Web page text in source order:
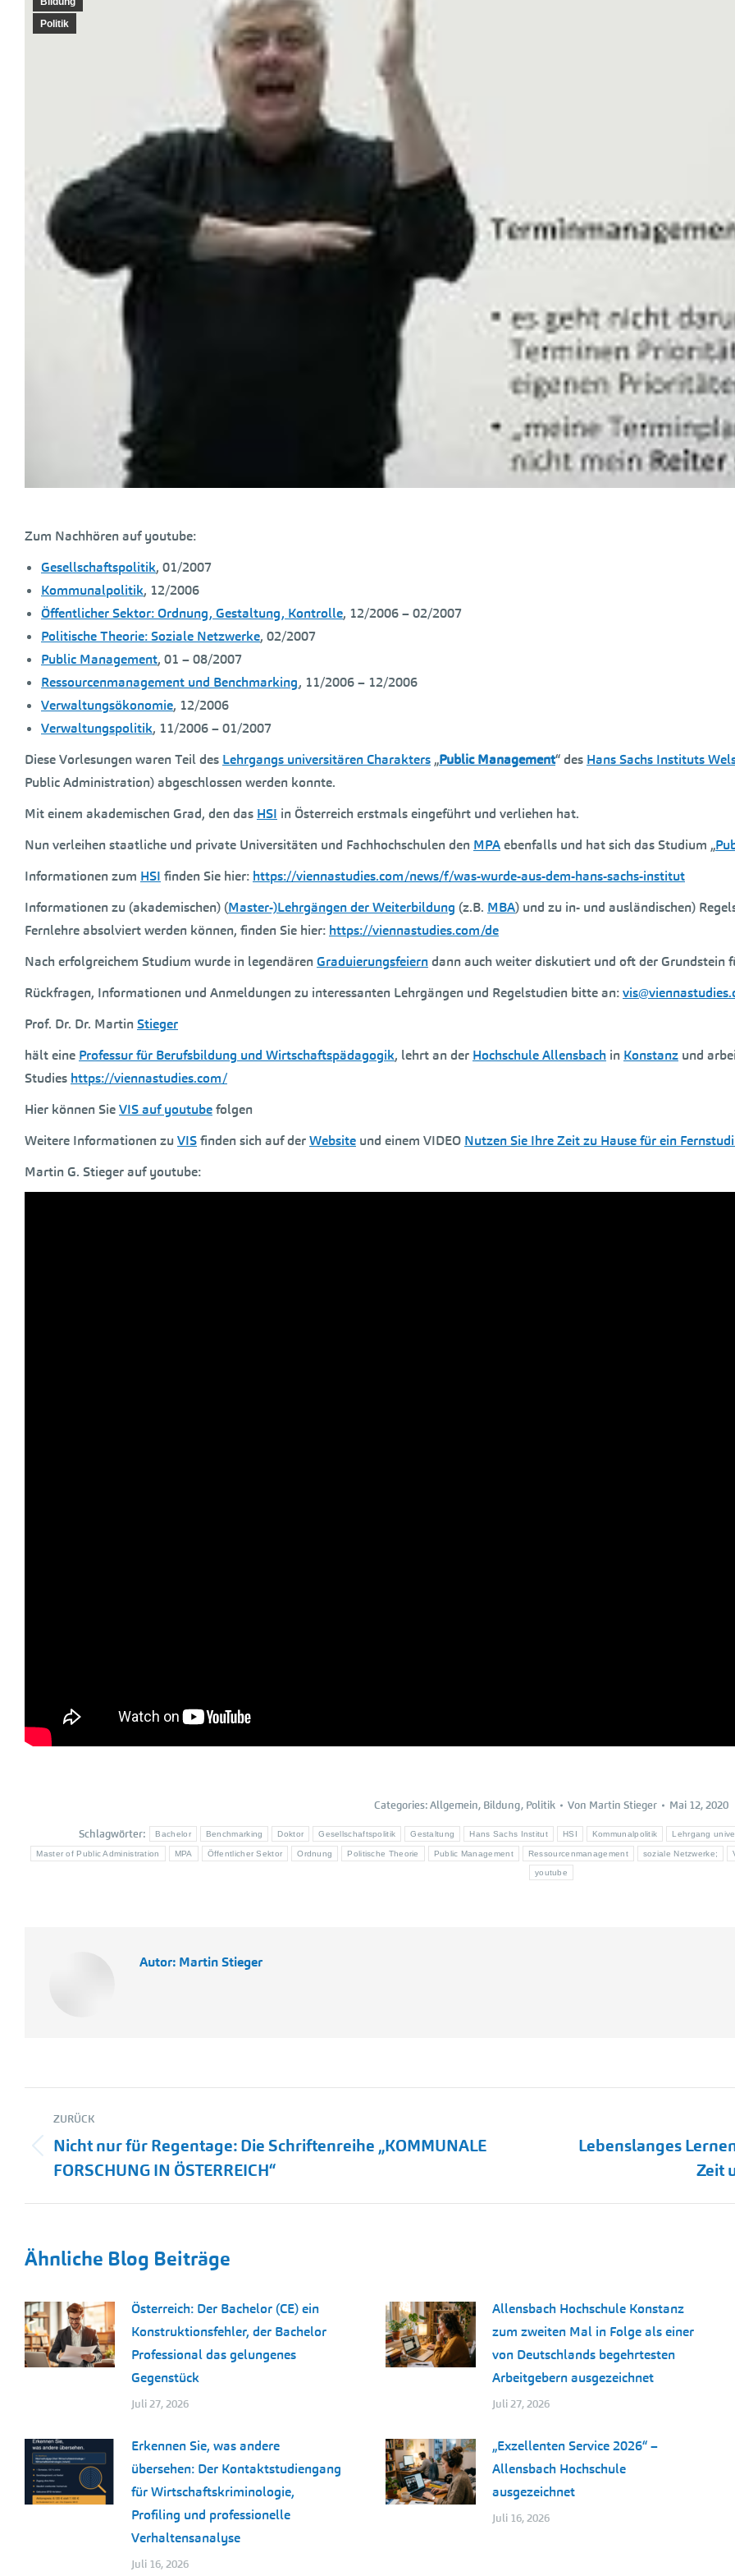
Politik
Zum Nachhören auf youtube:
Gesellschaftspolitik, 01/2007
Kommunalpolitik, 12/2006
Öffentlicher Sektor: Ordnung, Gestaltung, Kontrolle, 12/2006 – 02/2007
Politische Theorie: Soziale Netzwerke, 02/2007
Public Management, 01 – 08/2007
Ressourcenmanagement und Benchmarking, 11/2006 – 12/2006
Verwaltungsökonomie, 12/2006
Verwaltungspolitik, 11/2006 – 01/2007
Diese Vorlesungen waren Teil des Lehrgangs universitären Charakters „Public Management“ des Hans Sachs Instituts
Public Administration) abgeschlossen werden konnte.
Mit einem akademischen Grad, den das HSI in Österreich erstmals eingeführt und verliehen hat.
Nun verleihen staatliche und private Universitäten und Fachhochschulen den MPAebenfalls und hat sich das Studium „
Informationen zum HSI finden Sie hier: https://viennastudies.com/news/f/was-wurde-aus-dem-hans-sachs-institut
Informationen zu (akademischen) (Master-)Lehrgängen der Weiterbildung (z.B. MBA) und zu in- und ausländischen)
Fernlehre absolviert werden können, finden Sie hier: https://viennastudies.com/de
Nach erfolgreichem Studium wurde in legendären Graduierungsfeierndann auch weiter diskutiert und oft der Grundstein
Rückfragen, Informationen und Anmeldungen zu interessanten Lehrgängen und Regelstudien bitte an:
Prof. Dr. Dr. Martin Stieger
hält eine Professur für Berufsbildung und Wirtschaftspädagogik, lehrt an der Hochschule Allensbach in Konstanz und
Studies https://viennastudies.com/
Hier können SieVIS auf youtubefolgen
Weitere Informationen zu VISfinden sich auf derWebsite und einem VIDEO Nutzen Sie Ihre Zeit zu Hause für ein
Martin G. Stieger auf youtube:
Categories:Allgemein, Bildung, Politik Von Martin Stieger Mai 12, 2020
Schlagwörter: Bachelor Benchmarking Doktor Gesellschaftspolitik Gestaltung Hans Sachs Institut HSI Kommunalpolitik Lehrgang
Master of Public Administration MPA Öffentlicher Sektor Ordnung Politische Theorie Public Management Ressourcenmanagement soziale Netzwerke;
youtube
Autor: Martin Stieger
Kommentarnavigation
ZURÜCK
Vorheriger
Beitrag:
Nicht nur für Regentage: Die Schriftenreihe „KOMMUNALE
FORSCHUNG IN ÖSTERREICH“
Nächster
Lebenslanges
Zeit
Ähnliche Blog Beiträge
Österreich: Der Bachelor (CE) ein
Konstruktionsfehler, der Bachelor
Professional das gelungenes
Gegenstück
Juli 27, 2026
Allensbach Hochschule Konstanz
zum zweiten Mal in Folge als einer
von Deutschlands begehrtesten
Arbeitgebern ausgezeichnet
Juli 27, 2026
Erkennen Sie, was andere
übersehen: Der Kontaktstudiengang
für Wirtschaftskriminologie,
Profiling und professionelle
Verhaltensanalyse
Juli 16, 2026
„Exzellenten Service 2026“ –
Allensbach Hochschule
ausgezeichnet
Juli 16, 2026